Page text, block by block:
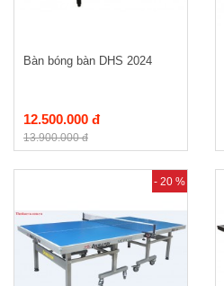
Bàn bóng bàn DHS 2024
12.500.000 đ
13.900.000 đ
- 20 %